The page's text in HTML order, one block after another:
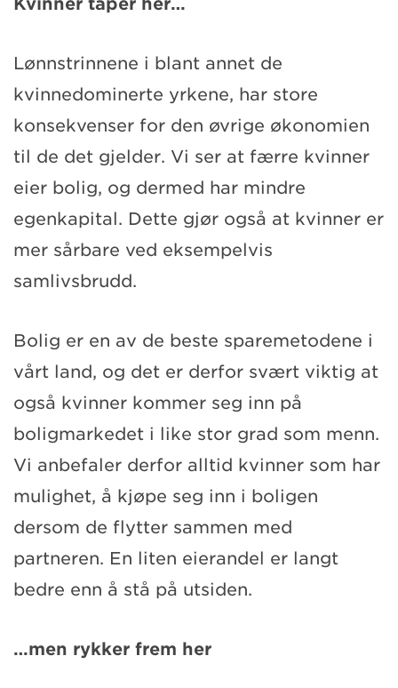
Lønnstrinnene i blant annet de
kvinnedominerte yrkene, har store
konsekvenser for den øvrige økonomien
til de det gjelder. Vi ser at færre kvinner
eier bolig, og dermed har mindre
egenkapital. Dette gjør også at kvinner er
mer sårbare ved eksempelvis
samlivsbrudd.
Bolig er en av de beste sparemetodene i
vårt land, og det er derfor svært viktig at
også kvinner kommer seg inn på
boligmarkedet i like stor grad som menn.
Vi anbefaler derfor alltid kvinner som har
mulighet, å kjøpe seg inn i boligen
dersom de flytter sammen med
partneren. En liten eierandel er langt
bedre enn å stå på utsiden.
…men rykker frem her